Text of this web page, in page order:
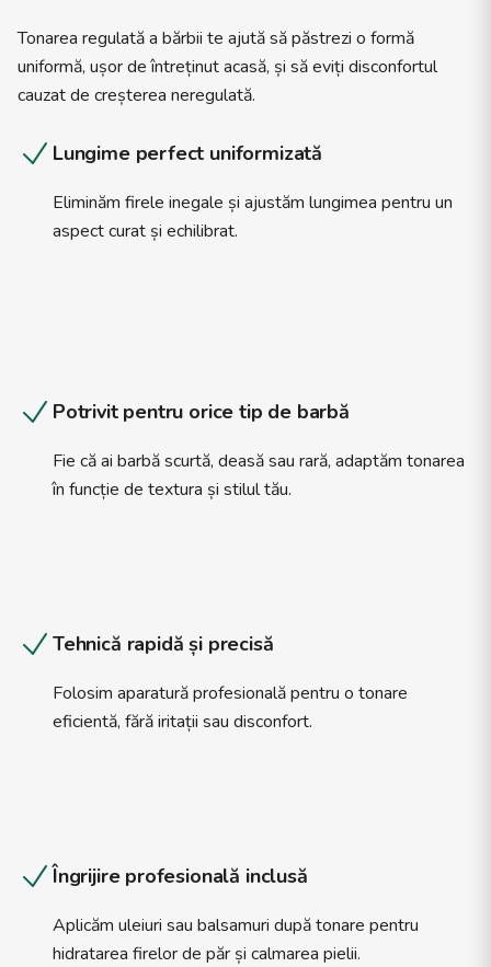
Tonarea regulată a bărbii te ajută să păstrezi o formă
uniformă, ușor de întreținut acasă, și să eviți disconfortul
cauzat de creșterea neregulată.
Lungime perfect uniformizată
Eliminăm firele inegale și ajustăm lungimea pentru un
aspect curat și echilibrat.
Potrivit pentru orice tip de barbă
Fie că ai barbă scurtă, deasă sau rară, adaptăm tonarea
în funcție de textura și stilul tău.
Tehnică rapidă și precisă
Folosim aparatură profesională pentru o tonare
eficientă, fără iritații sau disconfort.
Îngrijire profesională inclusă
Aplicăm uleiuri sau balsamuri după tonare pentru
hidratarea firelor de păr și calmarea pielii.